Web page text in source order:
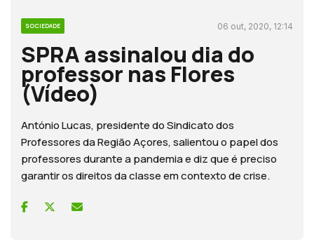
SOCIEDADE 06 out, 2020, 12:14
SPRA assinalou dia do
professor nas Flores
(Vídeo)
António Lucas, presidente do Sindicato dos
Professores da Região Açores, salientou o papel dos
professores durante a pandemia e diz que é preciso
garantir os direitos da classe em contexto de crise.